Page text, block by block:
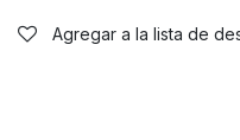
Agregar a la lista de